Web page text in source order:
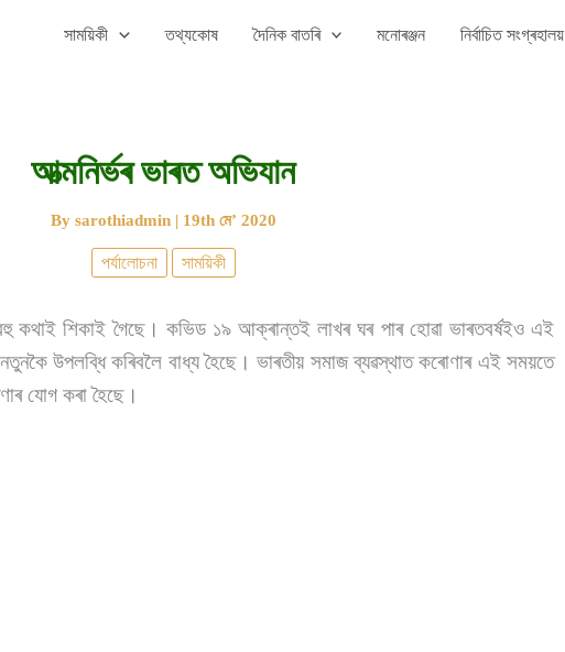
সাময়িকী তথ্যকোষ দৈনিক বাতৰি মনোৰঞ্জন নিৰ্বাচিত সংগ্ৰহালয়
আত্মনিৰ্ভৰ ভাৰত অভিযান
By sarothiadmin | 19th মে’ 2020
পৰ্যালোচনা সাময়িকী
কথাই শিকাই গৈছে। কভিড ১৯ আক্ৰান্তই লাখৰ ঘৰ পাৰ হোৱা ভাৰতবৰ্ষইও এই
উপলব্ধি কৰিবলৈ বাধ্য হৈছে। ভাৰতীয় সমাজ ব্যৱস্থাত কৰোণাৰ এই সময়তে
যোগ কৰা হৈছে।